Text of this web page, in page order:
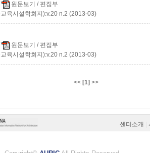
원문보기 / 편집부
육시설학회지):v.20 n.2 (2013-03)
원문보기 / 편집부
육시설학회지):v.20 n.2 (2013-03)
<< [1] >>
센터소개